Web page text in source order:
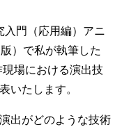
入門（応用編）アニ
）で私が執筆した
現場における演出技
いたします。
出がどのような技術